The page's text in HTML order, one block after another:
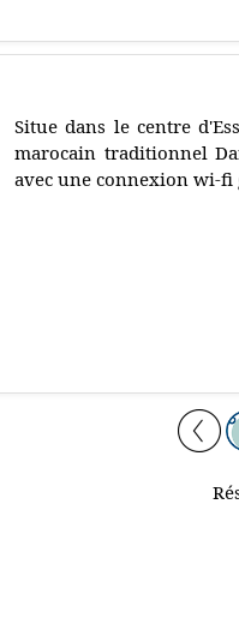
Situe dans le centre
marocain traditionnel
avec une connexion wi-fi